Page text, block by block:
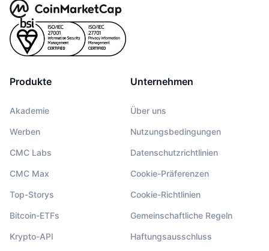
Produkte
Akademie
Werben
CMC Labs
CMC Max
Top-Storys
Bitcoin-ETFs
Krypto-API
Unternehmen
Über uns
Nutzungsbedingungen
Datenschutzrichtlinien
Cookie-Präferenzen
Cookie-Richtlinien
Gemeinschaftliche Regeln
Haftungsausschluss